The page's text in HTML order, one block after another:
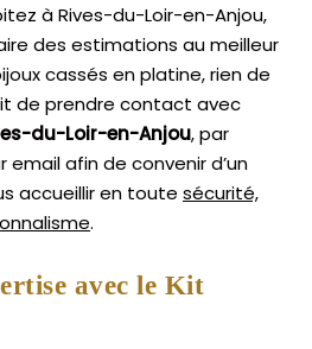
à Rives-du-Loir-en-Anjou,
des estimations au meilleur
cassés en platine, rien de
de prendre contact avec
du-Loir-en-Anjou, par
afin de convenir d’un
accueillir en toute sécurité,
.
avec le Kit